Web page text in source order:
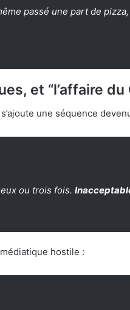
passé une part de
et “l’affaire du
une séquence
ou trois fois.
hostile :